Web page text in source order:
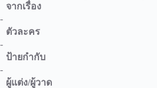
จากเรื่อง
-
ตัวละคร
-
ป้ายกำกับ
-
ผู้แต่ง/ผู้วาด